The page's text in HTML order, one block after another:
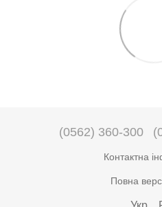
(0562) 360-300
Контактна
Повна